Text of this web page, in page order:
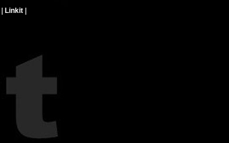
Linkit